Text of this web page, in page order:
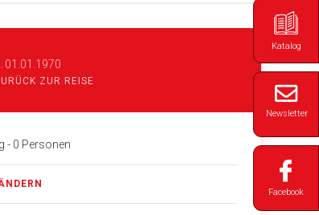
Katalog
Newsletter
Facebook
01.01.1970
ZUR REISE
- 0 Personen